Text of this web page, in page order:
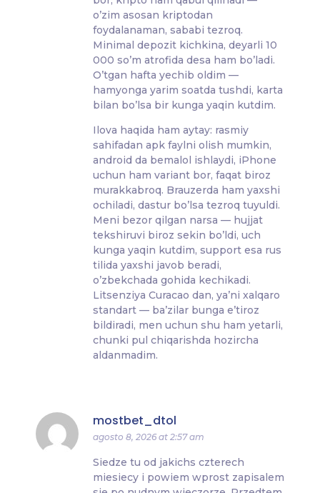
o’zim asosan kriptodan
foydalanaman, sababi tezroq.
Minimal depozit kichkina, deyarli 10
000 so’m atrofida desa ham bo’ladi.
O’tgan hafta yechib oldim —
hamyonga yarim soatda tushdi, karta
bilan bo’lsa bir kunga yaqin kutdim.
Ilova haqida ham aytay: rasmiy
sahifadan apk faylni olish mumkin,
android da bemalol ishlaydi, iPhone
uchun ham variant bor, faqat biroz
murakkabroq. Brauzerda ham yaxshi
ochiladi, dastur bo’lsa tezroq tuyuldi.
Meni bezor qilgan narsa — hujjat
tekshiruvi biroz sekin bo’ldi, uch
kunga yaqin kutdim, support esa rus
tilida yaxshi javob beradi,
o’zbekchada gohida kechikadi.
Litsenziya Curacao dan, ya’ni xalqaro
standart — ba’zilar bunga e’tiroz
bildiradi, men uchun shu ham yetarli,
chunki pul chiqarishda hozircha
aldanmadim.
mostbet_dtol
agosto 8, 2026 at 2:57 am
Siedze tu od jakichs czterech
miesiecy i powiem wprost zapisalem